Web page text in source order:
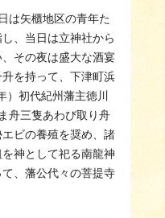
は矢櫃地区の青年た
、当日は立神社から
その夜は盛大な酒宴
を持って、下津町浜
初代紀州藩主徳川
舟三隻あわび取り舟
ビの養殖を奨め、諸
神として祀る南龍神
、藩公代々の菩提寺